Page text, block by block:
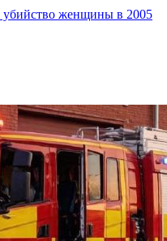
убийство женщины в 2005